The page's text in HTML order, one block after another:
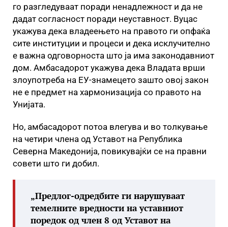
го разгледуваат поради ненадлежност и да не
дадат согласност поради неуставност. Вуцас
укажува дека владеењето на правото ги опфаќа
сите институции и процеси и дека исклучително
е важна одговорноста што ја има законодавниот
дом. Амбасадорот укажува дека Владата врши
злоупотреба на ЕУ-знамецето зашто овој закон
не е предмет на хармонизација со правото на
Унијата.
Но, амбасадорот потоа влегува и во толкување
на четири члена од Уставот на Република
Северна Македонија, повикувајќи се на правни
совети што ги добил.
„Предлог-одредбите ги нарушуваат
темелните вредности на уставниот
поредок од член 8 од Уставот на